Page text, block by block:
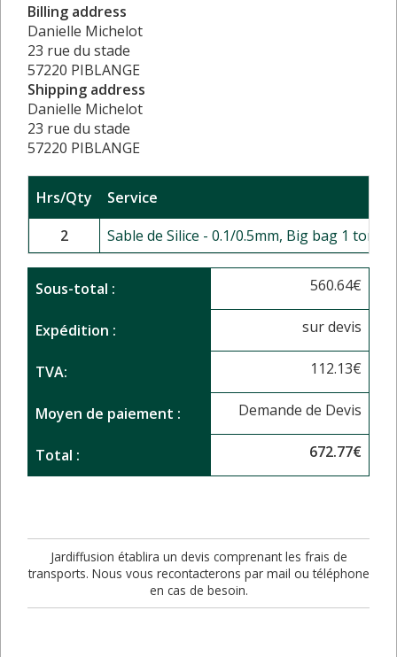
Billing address
Danielle Michelot
23 rue du stade
57220 PIBLANGE
Shipping address
Danielle Michelot
23 rue du stade
57220 PIBLANGE
Hrs/Qty
Service
2
Sable de Silice - 0.1/0.5mm, Big bag 1 tonne
Sous-total : 560.64€
Expédition : sur devis
TVA: 112.13€
Moyen de paiement : Demande de Devis
Total : 672.77€
Jardiffusion établira un devis comprenant les frais de
transports. Nous vous recontacterons par mail ou téléphone
en cas de besoin.